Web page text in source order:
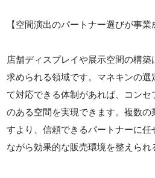
【空間演出のパートナー選びが事業
店舗ディスプレイや展示空間の構
求められる領域です。マネキンの選
て対応できる体制があれば、コン
のある空間を実現できます。複数
すより、信頼できるパートナーに任
ながら効果的な販売環境を整えられ